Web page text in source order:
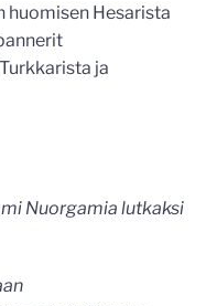
huomisen Hesarista
ja
Nuorgamia lutkaksi